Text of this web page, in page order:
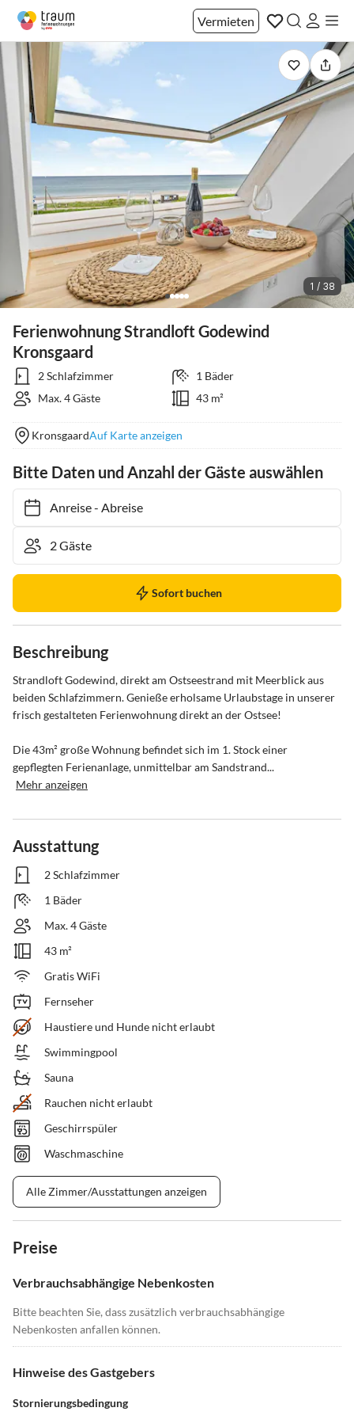
Vermieten
1 / 38
Ferienwohnung Strandloft Godewind
Kronsgaard
2 Schlafzimmer
1 Bäder
Max. 4 Gäste
43 m²
KronsgaardAuf Karte anzeigen
Bitte Daten und Anzahl der Gäste auswählen
Anreise- Abreise
Sofort buchen
Beschreibung
Strandloft Godewind, direkt am Ostseestrand mit Meerblick aus
beiden Schlafzimmern. Genieße erholsame Urlaubstage in unserer
frisch gestalteten Ferienwohnung direkt an der Ostsee!
Die 43m² große Wohnung befindet sich im 1. Stock einer
gepflegten Ferienanlage, unmittelbar am Sandstrand...
Mehr anzeigen
Ausstattung
2 Schlafzimmer
1 Bäder
Max. 4 Gäste
43 m²
Gratis WiFi
Fernseher
Haustiere und Hunde nicht erlaubt
Swimmingpool
Sauna
Rauchen nicht erlaubt
Geschirrspüler
Waschmaschine
Alle Zimmer/Ausstattungen anzeigen
Preise
Verbrauchsabhängige Nebenkosten
Bitte beachten Sie, dass zusätzlich verbrauchsabhängige
Nebenkosten anfallen können.
Hinweise des Gastgebers
Stornierungsbedingung